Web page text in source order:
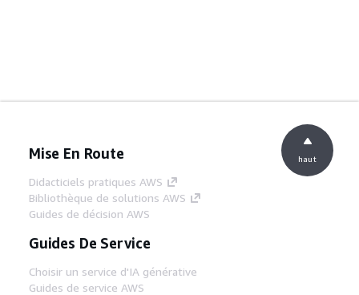
Mise En Route
Didacticiels pratiques AWS
Bibliothèque de solutions AWS
Guides de décision AWS
Guides De Service
Choisir un service d'IA générative
Guides de service AWS
haut